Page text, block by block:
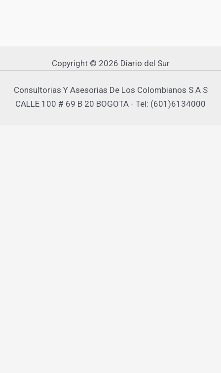
Copyright © 2026 Diario del Sur
Consultorias Y Asesorias De Los Colombianos S A S
CALLE 100 # 69 B 20 BOGOTA - Tel: (601)6134000